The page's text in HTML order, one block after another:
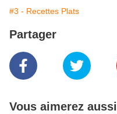
#3 - Recettes Plats
Partager
Vous aimerez aussi